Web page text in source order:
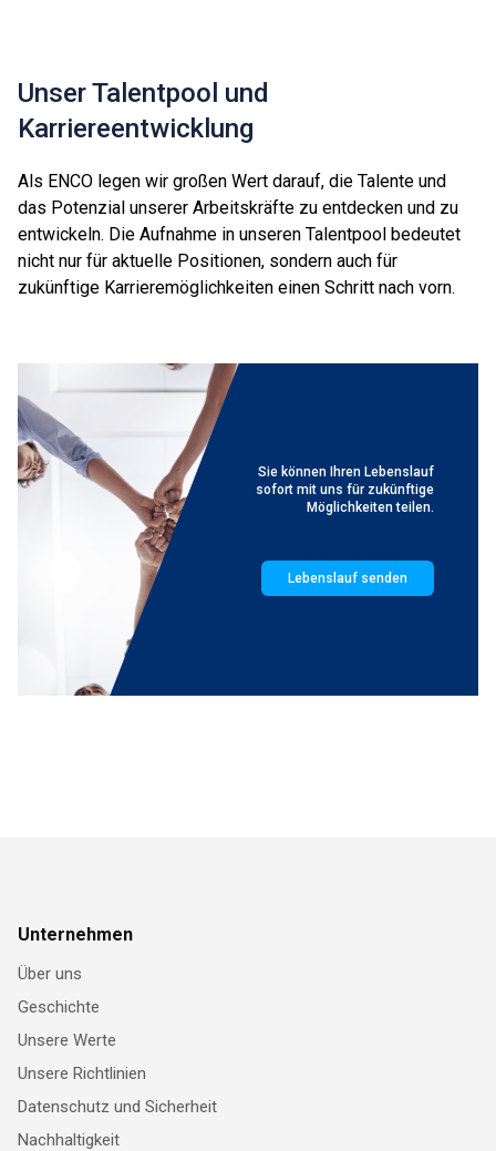
Unser Talentpool und
Karriereentwicklung
Als ENCO legen wir großen Wert darauf, die Talente und
das Potenzial unserer Arbeitskräfte zu entdecken und zu
entwickeln. Die Aufnahme in unseren Talentpool bedeutet
nicht nur für aktuelle Positionen, sondern auch für
zukünftige Karrieremöglichkeiten einen Schritt nach vorn.
Sie können Ihren Lebenslauf
sofort mit uns für zukünftige
Möglichkeiten teilen.
Lebenslauf senden
Unternehmen
Über uns
Geschichte
Unsere Werte
Unsere Richtlinien
Datenschutz und Sicherheit
Nachhaltigkeit